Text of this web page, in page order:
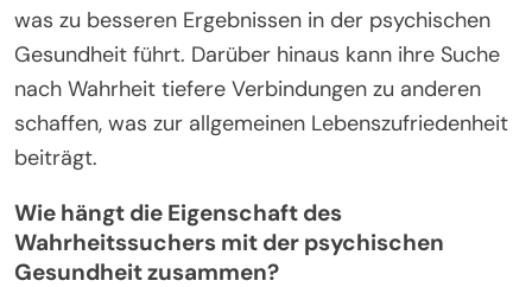
was zu besseren Ergebnissen in der psychischen
Gesundheit führt. Darüber hinaus kann ihre Suche
nach Wahrheit tiefere Verbindungen zu anderen
schaffen, was zur allgemeinen Lebenszufriedenheit
beiträgt.
Wie hängt die Eigenschaft des
Wahrheitssuchers mit der psychischen
Gesundheit zusammen?